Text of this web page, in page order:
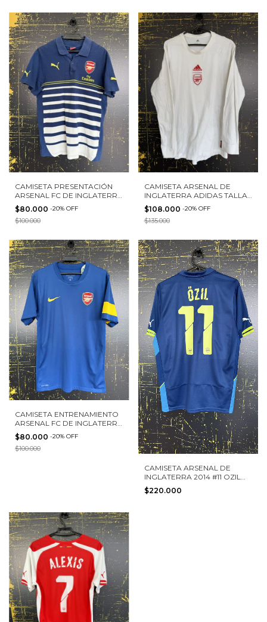
CAMISETA PRESENTACIÓN
ARSENAL FC DE INGLATERRA
2014 PUMA TALLA M
$80.000 -20% OFF
$100.000
CAMISETA ARSENAL DE
INGLATERRA ADIDAS TALLA
L MANGA LARGA
$108.000 -20% OFF
$135.000
CAMISETA ENTRENAMIENTO
ARSENAL FC DE INGLATERRA
2010 NIKE TALLA S
$80.000 -20% OFF
$100.000
CAMISETA ARSENAL DE
INGLATERRA 2014 #11 OZIL
PUMA TALLA M
$220.000